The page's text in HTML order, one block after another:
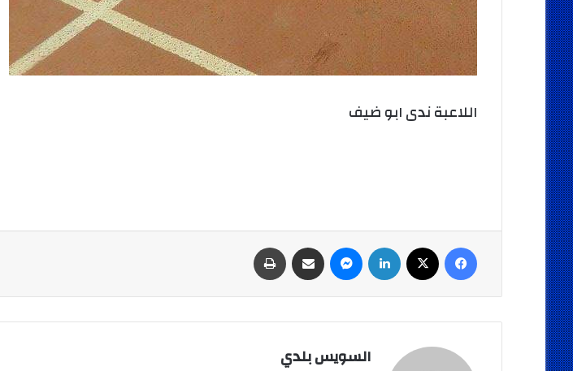
اللاعبة ندى ابو ضيف
فيسبوك لينكدإن ماسنجر مشاركة عبر البريد
السويس بلدي